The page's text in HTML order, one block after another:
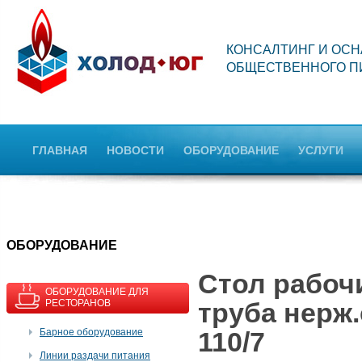
КОНСАЛТИНГ И
ОБЩЕСТВЕННОГО
ГЛАВНАЯ НОВОСТИ ОБОРУДОВАНИЕ УСЛУГИ
OБОРУДОВАНИЕ
ОБОРУДОВАНИЕ ДЛЯ
РЕСТОРАНОВ
Барное оборудование
Линии раздачи питания
Стол
труба
110/7